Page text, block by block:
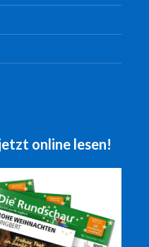
online lesen!